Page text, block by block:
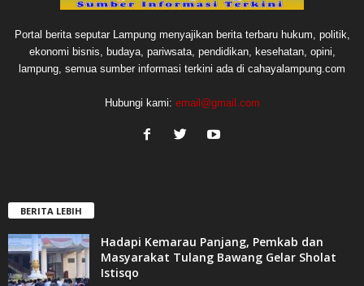
Portal berita seputar Lampung menyajikan berita terbaru hukum, politik,
ekonomi bisnis, budaya, pariwsata, pendidikan, kesehatan, opini,
lampung, semua sumber informasi terkini ada di cahayalampung.com
Hubungi kami: email@gmail.com
BERITA LEBIH
Hadapi Kemarau Panjang, Pemkab dan
Masyarakat Tulang Bawang Gelar Sholat
Istisqo